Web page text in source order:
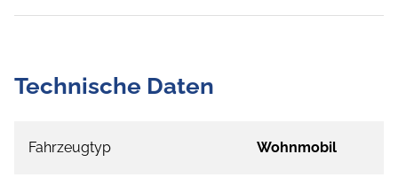
Technische Daten
Fahrzeugtyp Wohnmobil